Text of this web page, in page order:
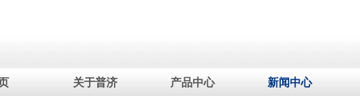
关于普济 产品中心 新闻中心